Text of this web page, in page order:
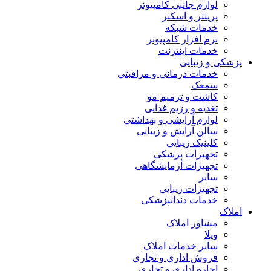
لوازم جانبی کامپیوتر
پرینتر و اسکنر
خدمات شبکه
نرم افزار کامپیوتر
خدمات اینترنت
پزشکی و زیبایی
خدمات درمانی و مراقبتی
سمعک
کاشت و ترمیم مو
تغذیه و رژیم غذایی
لوازم آرایشی و بهداشتی
سالن آرایش و زیبایی
کلینیک زیبایی
تجهیزات پزشکی
تجهیزات آزمایشگاهی
سایر
تجهیزات زیبایی
خدمات دندانپزشکی
املاک
مشاور املاک
ویلا
سایر خدمات املاک
فروش اداری و تجاری